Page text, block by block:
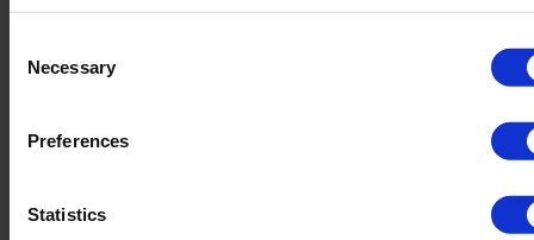
Selection
Necessary
Preferences
Statistics
så du kan tilpasse træningen til dit niveau og dine